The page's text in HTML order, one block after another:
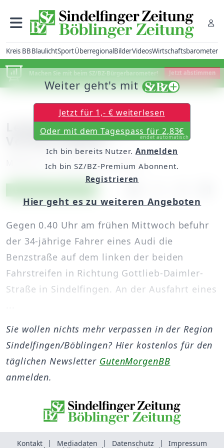
Kreis BBBlaulichtSportÜberregionalBilderVideosWirtschaftsbarometer
Machen Sie mit beim SZ/BZ-Bürgerbarometer! Jetzt abstimmen
Leicht verletzt nach
Vorfahrtsfehler
Mittwoch, 27. Juli 2016, 09:09 Uhr
Gegen 0.40 Uhr am frühen Mittwoch befuhr
der 34-jährige Fahrer eines Audi die
Benzstraße auf dem linken der beiden
Fahrstreifen in Richtung Gottlieb-Daimler-
Straße in Sindelfingen. An der Ausfahrt eines
Weiter geht's mit
Jetzt für 1,- € weiterlesen
Oder mit dem Tagespass für 2,83€
endet automatisch
Ich bin bereits Nutzer. Anmelden
Ich bin SZ/BZ-Premium Abonnent.
Registrieren
Hier geht es zu weiteren Angeboten
Sie wollen nichts mehr verpassen in der Region
Sindelfingen/Böblingen? Hier kostenlos für den
täglichen Newsletter GutenMorgenBB
anmelden.
Kontakt Mediadaten Datenschutz Impressum